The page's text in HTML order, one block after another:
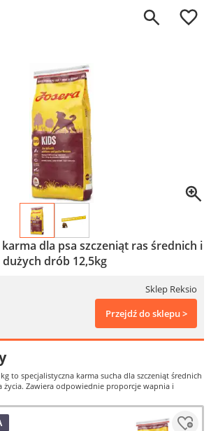
0
karma dla psa szczeniąt ras średnich i
dużych drób 12,5kg
Sklep Reksio
Przejdź do sklepu >
kg to specjalistyczna karma sucha dla szczeniąt średnich
życia. Zawiera odpowiednie proporcje wapnia i